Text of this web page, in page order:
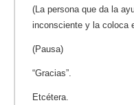
(La persona que da la
inconsciente y la coloca
(Pausa)
“Gracias”.
Etcétera.